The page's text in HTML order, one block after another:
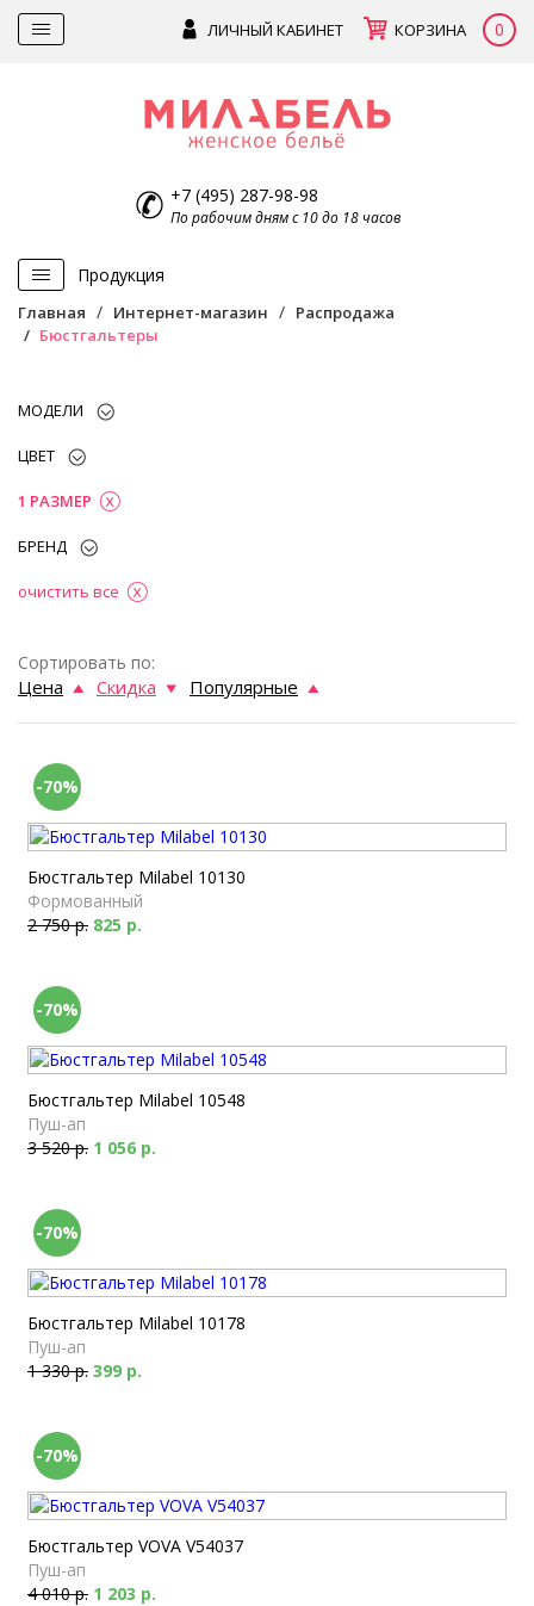
ЛИЧНЫЙ КАБИНЕТ КОРЗИНА 0
+7 (495) 287-98-98
По рабочим дням с 10 до 18 часов
Продукция
Главная Интернет-магазин
Распродажа
Бюстгальтеры
МОДЕЛИ
ЦВЕТ
1 РАЗМЕР
БРЕНД
очистить все
Сортировать по:
Цена Скидка Популярные
-70%
Бюстгальтер Milabel 10130
Формованный
2 750 р. 825 р.
-70%
Бюстгальтер Milabel 10548
Пуш-ап
3 520 р. 1 056 р.
-70%
Бюстгальтер Milabel 10178
Пуш-ап
1 330 р. 399 р.
-70%
Бюстгальтер VOVA V54037
Пуш-ап
4 010 р. 1 203 р.